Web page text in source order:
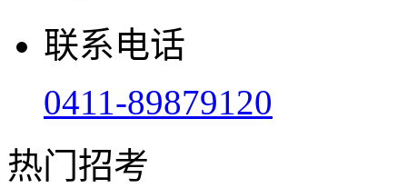
联系电话
0411-89879120
热门招考